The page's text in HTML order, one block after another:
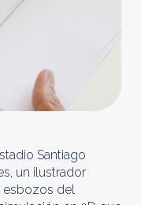
Santiago
un ilustrador
esbozos del